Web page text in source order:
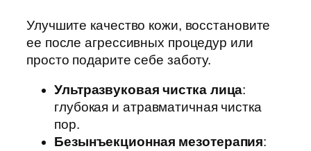
Улучшите качество кожи, восстановите
ее после агрессивных процедур или
просто подарите себе заботу.
Ультразвуковая чистка лица:
глубокая и атравматичная чистка
пор.
Безынъекционная мезотерапия: